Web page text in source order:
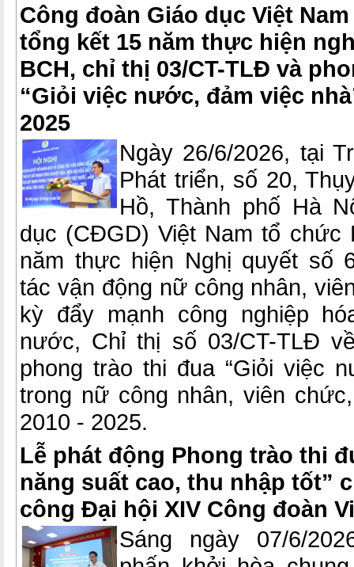
Công đoàn Giáo dục Việt
tổng kết 15 năm thực hiện
BCH, chỉ thị 03/CT-TLĐ và
“Giỏi việc nước, đảm việc
2025
Ngày 26/6/2026, tại
Phát triển, số 20,
Hồ, Thành phố Hà
dục (CĐGD) Việt Nam tổ chức
năm thực hiện Nghị quyết số
tác vận động nữ công nhân,
kỳ đẩy mạnh công nghiệp
nước, Chỉ thị số 03/CT-TLĐ
phong trào thi đua “Giỏi việc
trong nữ công nhân, viên
2010 - 2025.
Lễ phát động Phong trào thi
năng suất cao, thu nhập tốt”
công Đại hội XIV Công đoàn
Sáng ngày 07/6/